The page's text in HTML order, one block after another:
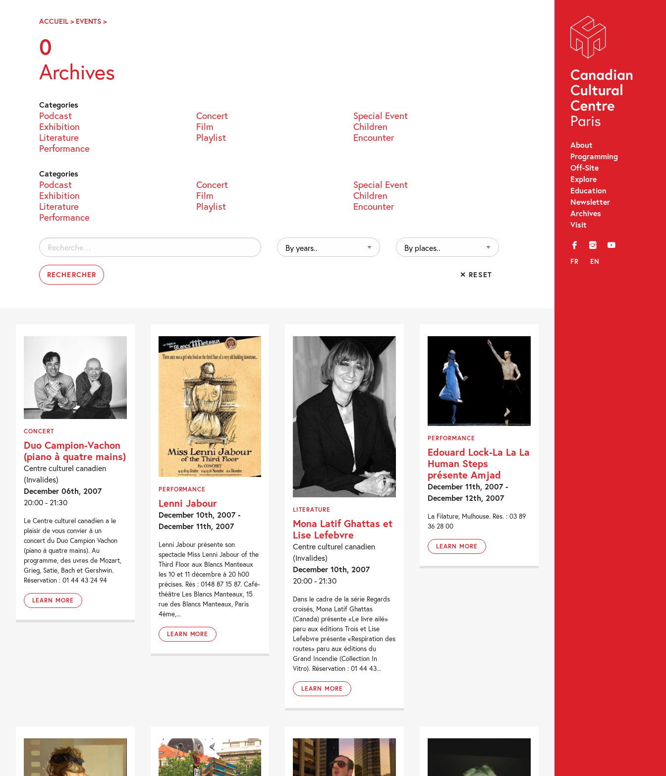
Navigation
About
Programming
Off-Site
Explore
Education
Newsletter
Archives
Visit
f i y
FR EN
ACCUEIL > EVENTS >PAGE
0
Archives
Categories
Podcast Concert
Special Event
Exhibition
Film
Children
Literature
Playlist
Encounter
Performance
Categories
Podcast Concert
Special Event
Exhibition
Film
Children
Literature
Playlist
Encounter
Performance
Rechercher :
By
years..
By
places..
✕ RESET
CONCERT
Duo Campion-Vachon
(piano à quatre mains)
Centre culturel canadien
(Invalides)
December 06th, 2007
20:00 - 21:30
Le Centre culturel canadien a le
plaisir de vous convier à un
concert du Duo Campion Vachon
(piano à quatre mains). Au
programme, des uvres de Mozart,
Grieg, Satie, Bach et Gershwin.
Réservation : 01 44 43 24 94
LEARN MORE
PERFORMANCE
Lenni Jabour
December 10th, 2007 -
December 11th, 2007
Lenni Jabour présente son
spectacle Miss Lenni Jabour of the
Third Floor aux Blancs Manteaux
les 10 et 11 décembre à 20 h00
précises. Rés : 0148 87 15 87. Café-
théâtre Les Blancs Manteaux, 15
rue des Blancs Manteaux, Paris
4ème,...
LEARN MORE
LITERATURE
Mona Latif Ghattas et
Lise Lefebvre
Centre culturel canadien
(Invalides)
December 10th, 2007
20:00 - 21:30
Dans le cadre de la série Regards
croisés, Mona Latif Ghattas
(Canada) présente «Le livre ailé»
paru aux éditions Trois et Lise
Lefebvre présente «Respiration des
routes» paru aux éditions du
Grand Incendie (Collection In
Vitro). Réservation : 01 44 43...
LEARN MORE
PERFORMANCE
Edouard Lock-La La La
Human Steps
présente Amjad
December 11th, 2007 -
December 12th, 2007
La Filature, Mulhouse. Rés. : 03 89
36 28 00
LEARN MORE